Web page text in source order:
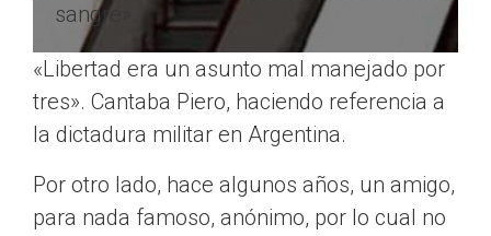
sangre».
«Libertad era un asunto mal manejado por
tres». Cantaba Piero, haciendo referencia a
la dictadura militar en Argentina.
Por otro lado, hace algunos años, un amigo,
para nada famoso, anónimo, por lo cual no